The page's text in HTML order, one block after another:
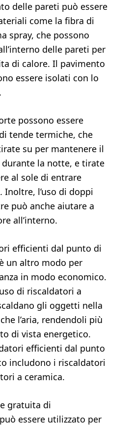
delle pareti può essere
come la fibra di
spray, che possono
delle pareti per
di calore. Il pavimento
essere isolati con lo
possono essere
tende termiche, che
su per mantenere il
durante la notte, e tirate
al sole di entrare
l’uso di doppi
può anche aiutare a
all’interno.
efficienti dal punto di
un altro modo per
in modo economico.
di riscaldatori a
gli oggetti nella
l’aria, rendendoli più
di vista energetico.
efficienti dal punto
includono i riscaldatori
a ceramica.
gratuita di
essere utilizzato per